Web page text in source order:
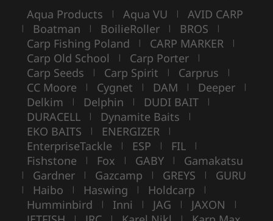
Aqua Products | Aqua VU | AVID CARP
| Boatman | BoilieRoller | BROS |
Carp Fishing Poland | CARP MARKER |
Carp Old School | Carp Porter |
Carp Seeds | Carp Spirit | Carprus |
CC Moore | Cygnet | DAM | Deeper |
Delkim | Delphin | DUDI BAIT |
DURACELL | Dynamite Baits |
EKO BAITS | ENERGIZER |
EnterpriseTackle | ESP | FIL |
Fishstone | Fox | GABY | Gamakatsu
| Gardner | Gazcamp | GREYS | GURU
| Haibo | Haswing | Holdcarp |
Humminbird | Inni | JAG | JAXON |
| | |